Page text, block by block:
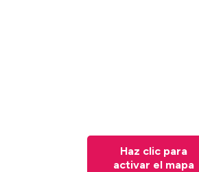
Haz clic para
activar el mapa